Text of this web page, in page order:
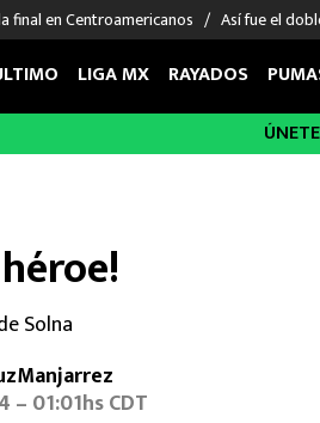
final en Centroamericanos Así fue el
League
MEXICANOS EN EL
Memo Ochoa
Rodrigo Huescas
LIGA MX RAYADOS
Solna
– 01:01hs CDT